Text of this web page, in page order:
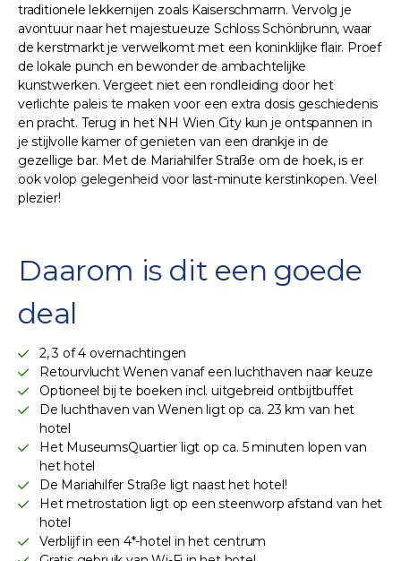
traditionele lekkernijen zoals Kaiserschmarrn. Vervolg je
avontuur naar het majestueuze Schloss Schönbrunn, waar
de kerstmarkt je verwelkomt met een koninklijke flair. Proef
de lokale punch en bewonder de ambachtelijke
kunstwerken. Vergeet niet een rondleiding door het
verlichte paleis te maken voor een extra dosis geschiedenis
en pracht. Terug in het NH Wien City kun je ontspannen in
je stijlvolle kamer of genieten van een drankje in de
gezellige bar. Met de Mariahilfer Straße om de hoek, is er
ook volop gelegenheid voor last-minute kerstinkopen. Veel
plezier!
Daarom is dit een goede
deal
2, 3 of 4 overnachtingen
Retourvlucht Wenen vanaf een luchthaven naar keuze
Optioneel bij te boeken incl. uitgebreid ontbijtbuffet
De luchthaven van Wenen ligt op ca. 23 km van het
hotel
Het MuseumsQuartier ligt op ca. 5 minuten lopen van
het hotel
De Mariahilfer Straße ligt naast het hotel!
Het metrostation ligt op een steenworp afstand van het
hotel
Verblijf in een 4*-hotel in het centrum